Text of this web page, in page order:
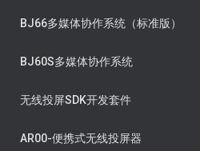
BJ66多媒体协作系统（标准版）
BJ60S多媒体协作系统
无线投屏SDK开发套件
AR00-便携式无线投屏器